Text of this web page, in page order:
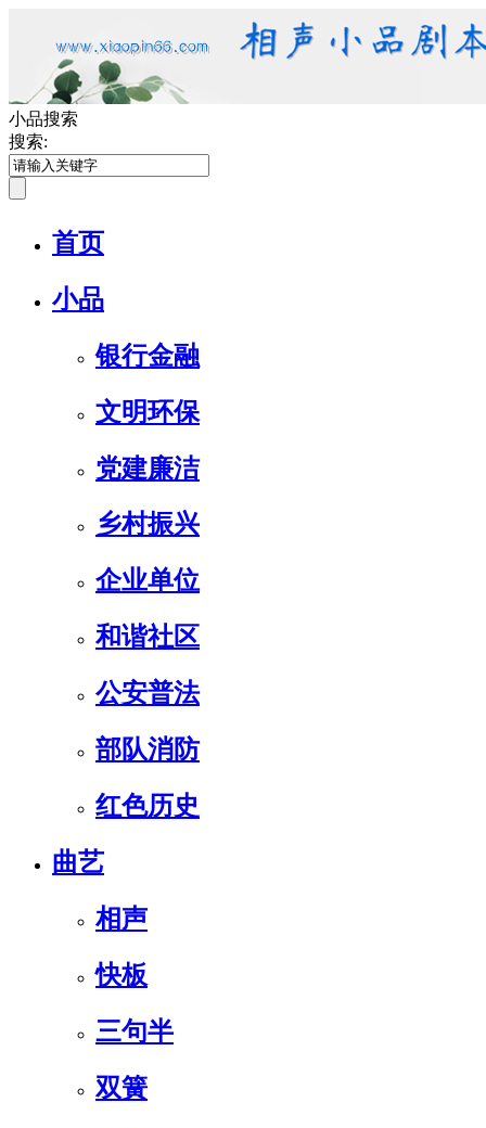
小品搜索
搜索:
首页
小品
银行金融
文明环保
党建廉洁
乡村振兴
企业单位
和谐社区
公安普法
部队消防
红色历史
曲艺
相声
快板
三句半
双簧